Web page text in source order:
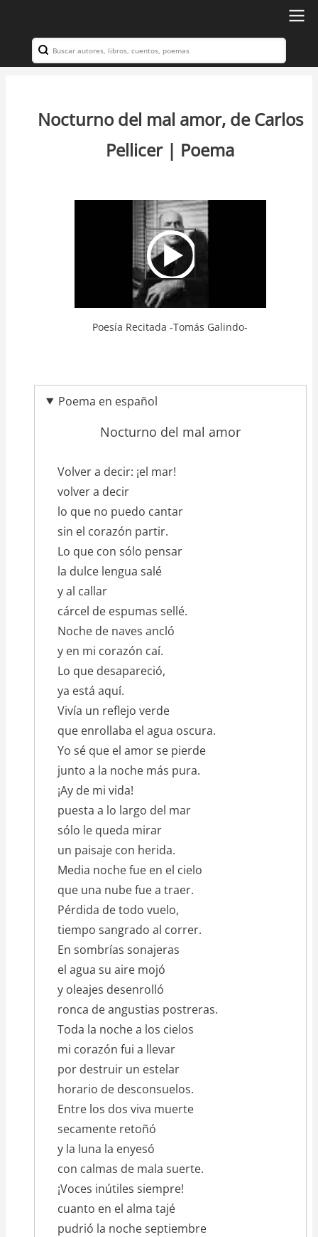
contenido
principal
Navegación
Search
Nocturno del mal amor, de Carlos
Pellicer | Poema
Video
Url
Poesía Recitada -Tomás Galindo-
Poema en español
Nocturno del mal amor
texto_poema
Volver a decir: ¡el mar!
volver a decir
lo que no puedo cantar
sin el corazón partir.
Lo que con sólo pensar
la dulce lengua salé
y al callar
cárcel de espumas sellé.
Noche de naves ancló
y en mi corazón caí.
Lo que desapareció,
ya está aquí.
Vivía un reflejo verde
que enrollaba el agua oscura.
Yo sé que el amor se pierde
junto a la noche más pura.
¡Ay de mi vida!
puesta a lo largo del mar
sólo le queda mirar
un paisaje con herida.
Media noche fue en el cielo
que una nube fue a traer.
Pérdida de todo vuelo,
tiempo sangrado al correr.
En sombrías sonajeras
el agua su aire mojó
y oleajes desenrolló
ronca de angustias postreras.
Toda la noche a los cielos
mi corazón fui a llevar
por destruir un estelar
horario de desconsuelos.
Entre los dos viva muerte
secamente retoñó
y la luna la enyesó
con calmas de mala suerte.
¡Voces inútiles siempre!
cuanto en el alma tajé
pudrió la noche septiembre